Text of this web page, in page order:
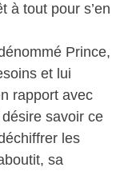
à tout pour s’en
Prince,
et lui
rapport avec
savoir ce
les
sa